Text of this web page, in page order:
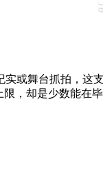
或舞台抓拍，
却是少数能在